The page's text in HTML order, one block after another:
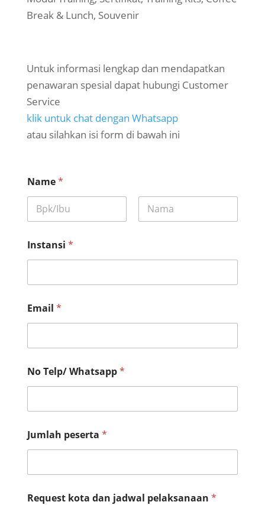
Break & Lunch, Souvenir
Untuk informasi lengkap dan mendapatkan
penawaran spesial dapat hubungi Customer
Service
klik untuk chat dengan Whatsapp
atau silahkan isi form di bawah ini
Name*
Instansi *
o
t
*
a
d
w
l
Email *
No Telp/ Whatsapp*
Jumlah peserta *
Request kota dan jadwal pelaksanaan *